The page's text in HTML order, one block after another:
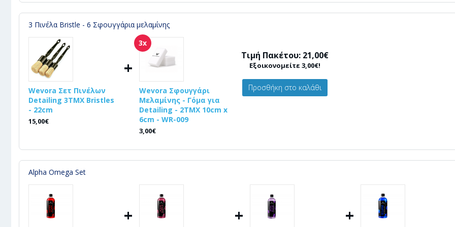
3 Πινέλα Bristle - 6 Σφουγγάρια μελαμίνης
Wevora Σετ Πινέλων
Detailing 3ΤΜΧ Bristles
- 22cm
15,00€
+
3x
Wevora Σφουγγάρι
Μελαμίνης - Γόμα για
Detailing - 2ΤΜΧ 10cm x
6cm - WR-009
3,00€
Τιμή Πακέτου: 21,00€
Εξοικονομείτε 3,00€!
Προσθήκη στο καλάθι
Alpha Omega Set
+ + +